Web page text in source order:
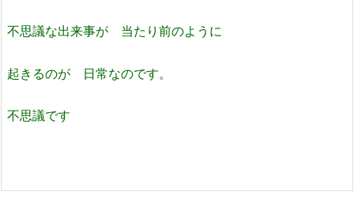
不思議な出来事が 当たり前のように
起きるのが 日常なのです。
不思議です